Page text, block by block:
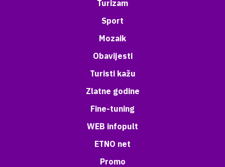
Turizam
Sport
Mozaik
Obavijesti
Turisti kažu
Zlatne godine
Fine-tuning
WEB infopult
ETNO net
Promo